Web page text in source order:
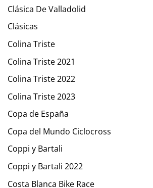
Clásica De Valladolid
Clásicas
Colina Triste
Colina Triste 2021
Colina Triste 2022
Colina Triste 2023
Copa de España
Copa del Mundo Ciclocross
Coppi y Bartali
Coppi y Bartali 2022
Costa Blanca Bike Race